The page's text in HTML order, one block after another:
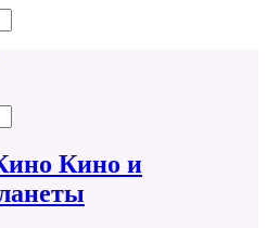
Кино и